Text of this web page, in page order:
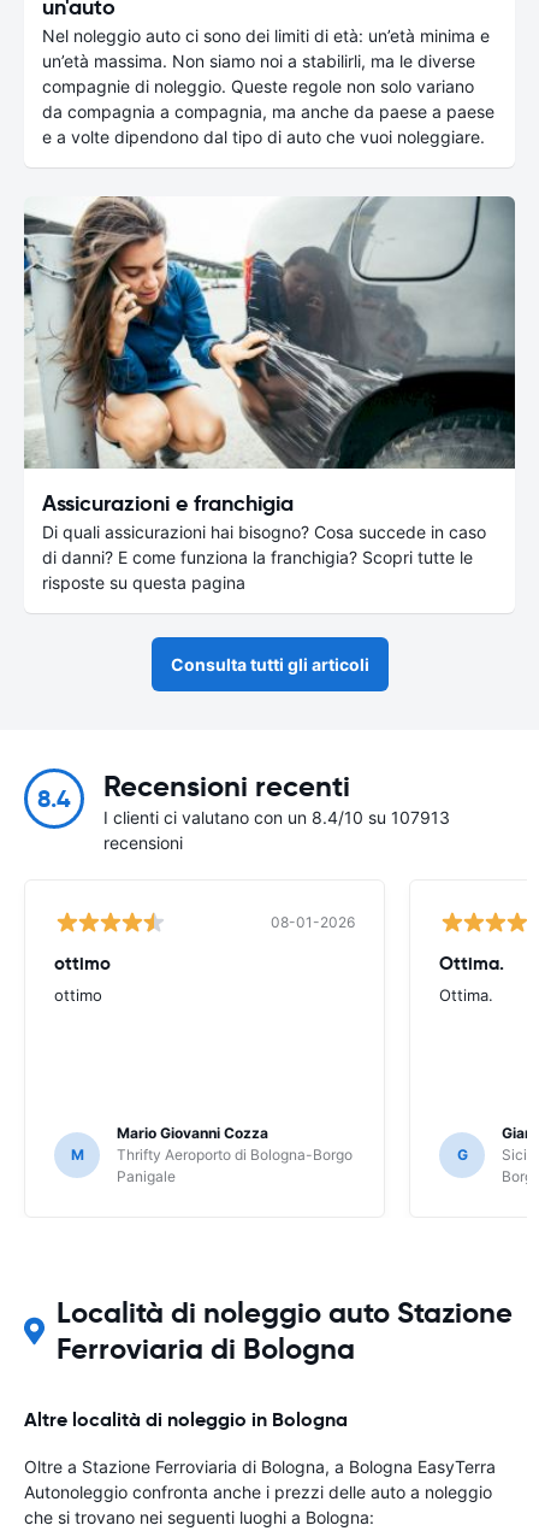
un'auto
Nel noleggio auto ci sono dei limiti di età: un’età minima e
un’età massima. Non siamo noi a stabilirli, ma le diverse
compagnie di noleggio. Queste regole non solo variano
da compagnia a compagnia, ma anche da paese a paese
e a volte dipendono dal tipo di auto che vuoi noleggiare.
Assicurazioni e franchigia
Di quali assicurazioni hai bisogno? Cosa succede in caso
di danni? E come funziona la franchigia? Scopri tutte le
risposte su questa pagina
Consulta tutti gli articoli
8.4 Recensioni recenti
I clienti ci valutano con un 8.4/10 su 107913
recensioni
08-01-2026
ottimo
ottimo
M
Mario Giovanni Cozza
Thrifty Aeroporto di Bologna-Borgo
Panigale
Ottima.
Ottima.
G
Località di noleggio auto Stazione
Ferroviaria di Bologna
Altre località di noleggio in Bologna
Oltre a Stazione Ferroviaria di Bologna, a Bologna EasyTerra
Autonoleggio confronta anche i prezzi delle auto a noleggio
che si trovano nei seguenti luoghi a Bologna: